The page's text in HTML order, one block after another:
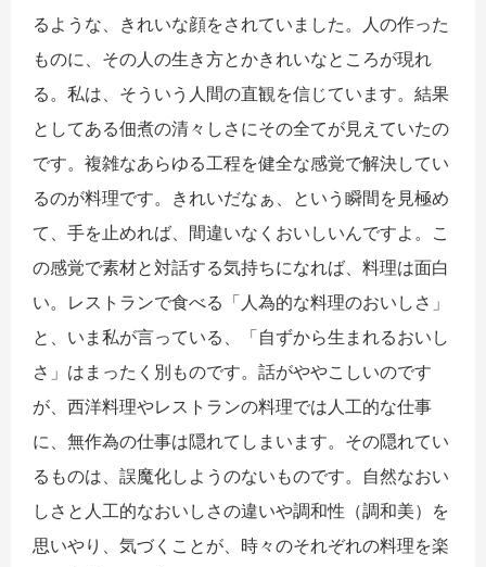
るような、きれいな顔をされていました。人の作った
ものに、その人の生き方とかきれいなところが現れ
る。私は、そういう人間の直観を信じています。結果
としてある佃煮の清々しさにその全てが見えていたの
です。複雑なあらゆる工程を健全な感覚で解決してい
るのが料理です。きれいだなぁ、という瞬間を見極め
て、手を止めれば、間違いなくおいしいんですよ。こ
の感覚で素材と対話する気持ちになれば、料理は面白
い。レストランで食べる「人為的な料理のおいしさ」
と、いま私が言っている、「自ずから生まれるおいし
さ」はまったく別ものです。話がややこしいのです
が、西洋料理やレストランの料理では人工的な仕事
に、無作為の仕事は隠れてしまいます。その隠れてい
るものは、誤魔化しようのないものです。自然なおい
しさと人工的なおいしさの違いや調和性（調和美）を
思いやり、気づくことが、時々のそれぞれの料理を楽